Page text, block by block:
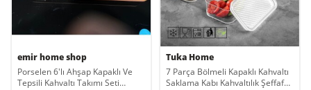
emir home shop
Porselen 6'lı Ahşap Kapaklı Ve
Tepsili Kahvaltı Takımı Seti
Tuka Home
7 Parça Bölmeli Kapaklı Kahvaltı
Saklama Kabı Kahvaltılık Şeffaf